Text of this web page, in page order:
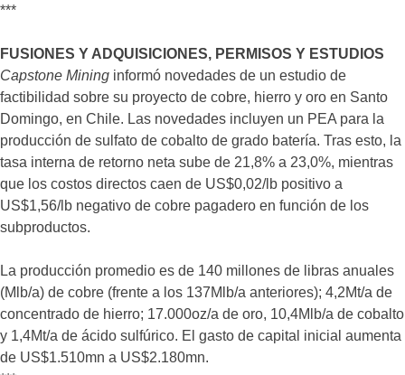
***
FUSIONES Y ADQUISICIONES, PERMISOS Y ESTUDIOS
Capstone Mining informó novedades de un estudio de
factibilidad sobre su proyecto de cobre, hierro y oro en Santo
Domingo, en Chile. Las novedades incluyen un PEA para la
producción de sulfato de cobalto de grado batería. Tras esto, la
tasa interna de retorno neta sube de 21,8% a 23,0%, mientras
que los costos directos caen de US$0,02/lb positivo a
US$1,56/lb negativo de cobre pagadero en función de los
subproductos.
La producción promedio es de 140 millones de libras anuales
(Mlb/a) de cobre (frente a los 137Mlb/a anteriores); 4,2Mt/a de
concentrado de hierro; 17.000oz/a de oro, 10,4Mlb/a de cobalto
y 1,4Mt/a de ácido sulfúrico. El gasto de capital inicial aumenta
de US$1.510mn a US$2.180mn.